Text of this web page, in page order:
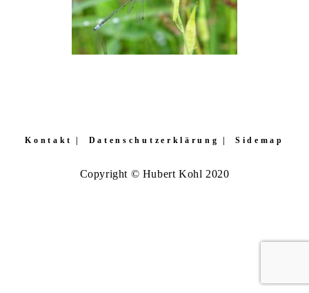
Kontakt Datenschutzerklärung Sidemap
Copyright © Hubert Kohl 2020